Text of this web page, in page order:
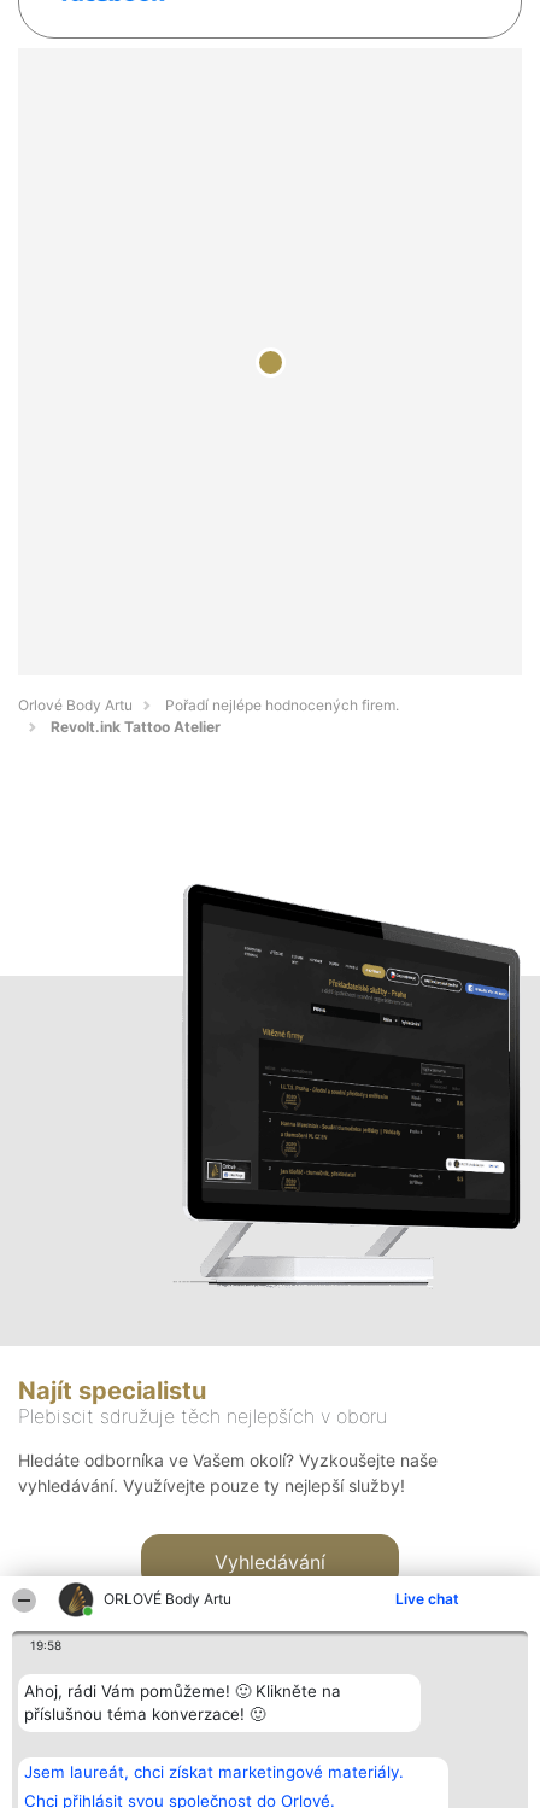
ORLOVÉ Body Artu Live chat
19:58
Ahoj, rádi Vám pomůžeme! 🙂 Klikněte na
příslušnou téma konverzace! 🙂
Jsem laureát, chci získat marketingové materiály.
Chci přihlásit svou společnost do Orlové.
Orlové Body Artu
Pořadí nejlépe hodnocených firem.
Revolt.ink Tattoo Atelier
Najít specialistu
Plebiscit sdružuje těch nejlepších v oboru
Hledáte odborníka ve Vašem okolí? Vyzkoušejte naše
vyhledávání. Využívejte pouze ty nejlepší služby!
Vyhledávání
Bright Side Solutions sp. z o.
o. sp. k.
ul. Ruska 22
Vítězové
Seznam všech
laureátů
Kontakt